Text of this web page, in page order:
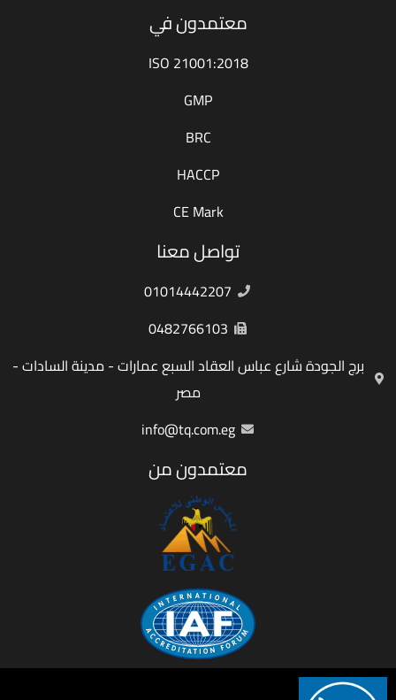
معتمدون في
ISO 21001:2018
GMP
BRC
HACCP
CE Mark
تواصل معنا
01014442207
0482766103
برج الجودة شارع عباس العقاد السبع عمارات - مدينة السادات -
مصر
info@tq.com.eg
معتمدون من